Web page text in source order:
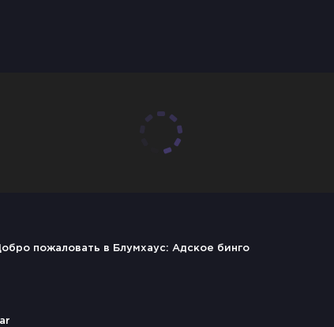
пожаловать в Блумхаус: Адское бинго